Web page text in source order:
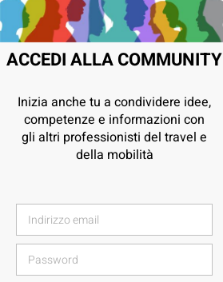
ACCEDI ALLA COMMUNITY
Inizia anche tu a condividere idee,
competenze e informazioni con
gli altri professionisti del travel e
della mobilità